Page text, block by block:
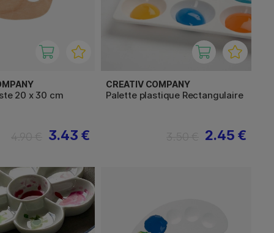
20 x 30 cm
3.43 €
CREATIV COMPANY
Palette plastique Rectangulaire
2.45 €